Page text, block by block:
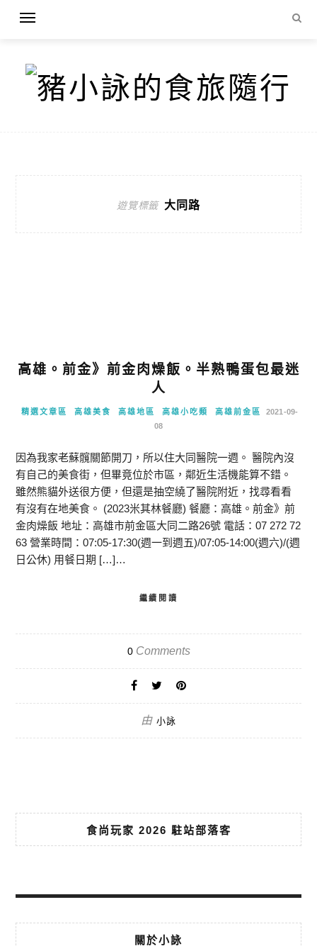
遊覽標籤 大同路
高雄。前金》前金肉燥飯。半熟鴨蛋包最迷
人
精選文章區 高雄美食 高雄地區 高雄小吃類 高雄前金區
2021-09-
08
因為我家老蘇髖關節開刀，所以住大同醫院一週。 醫院內沒
有自己的美食街，但畢竟位於市區，鄰近生活機能算不錯。
雖然熊貓外送很方便，但還是抽空繞了醫院附近，找尋看看
有沒有在地美食。 (2023米其林餐廳) 餐廳：高雄。前金》前
金肉燥飯 地址：高雄市前金區大同二路26號 電話：07 272 72
63 營業時間：07:05-17:30(週一到週五)/07:05-14:00(週六)/(週
日公休) 用餐日期 […]…
繼續閱讀
0Comments
由 小詠
食尚玩家 2026 駐站部落客
關於小詠